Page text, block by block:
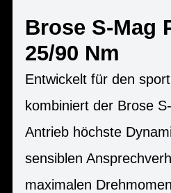
Brose S-Mag
25/90 Nm
Entwickelt für den
kombiniert der Brose
Antrieb höchste
sensiblen
maximalen